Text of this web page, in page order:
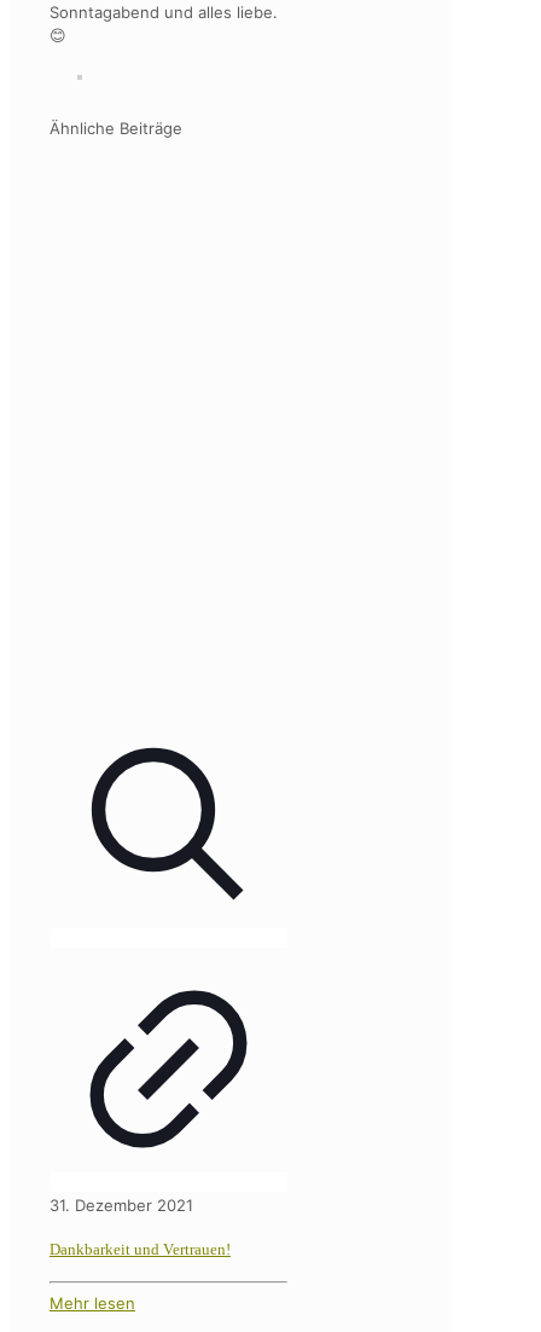
Sonntagabend und alles liebe.
😊
Ähnliche Beiträge
31. Dezember 2021
Dankbarkeit und Vertrauen!
Mehr lesen